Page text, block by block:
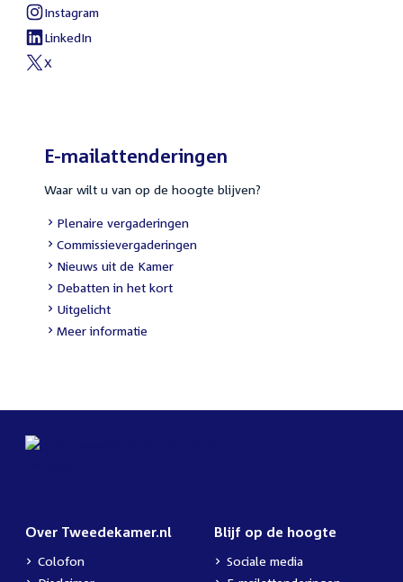
Instagram
LinkedIn
X
E-mailattenderingen
Waar wilt u van op de hoogte blijven?
Plenaire vergaderingen
Commissievergaderingen
Nieuws uit de Kamer
Debatten in het kort
Uitgelicht
Meer informatie
Over Tweedekamer.nl
Colofon
Blijf op de hoogte
Sociale media